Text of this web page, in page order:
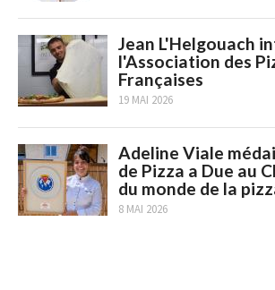
Jean L'Helgouach
l'Association des
Françaises
19 MAI 2026
Adeline Viale
de Pizza a Due au
du monde de la
8 MAI 2026